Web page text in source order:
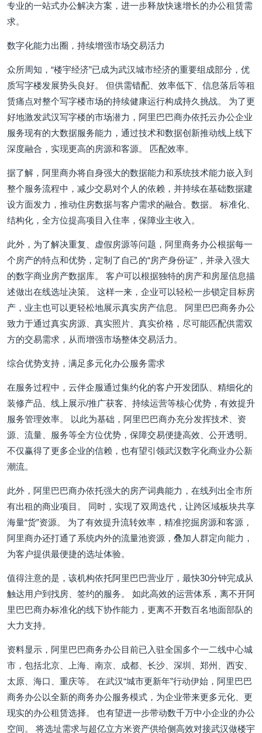
专业的一站式办公解决方案，进一步释放快速增长的办公租赁需
求。
数字化能力出圈，持续增强市场交易活力
众所周知，“楼宇经济”已成为武汉城市经济的重要组成部分，优
质写字楼发展势头良好。 但供需错配、效率低下、信息落后等租
赁痛点对整个写字楼市场的持续健康运行构成持久挑战。 为了更
好地激发武汉写字楼的市场潜力，阿里巴巴商办依托云办公企业
服务现有的大数据服务能力，通过技术和数据创新推动线上线下
深度融合，实现更高的房源和客源。 匹配效率。
据了解，阿里商办将自身强大的数据能力和系统技术能力嵌入到
整个服务流程中，减少交易对个人的依赖，并持续在基础数据建
设方面发力，推动住房数据与客户需求的融合。数据。 标准化、
结构化，全方位提高项目入住率，保障业主收入。
此外，为了解决重复、虚假房源等问题，阿里商务办公根据每一
个房产的特点和优势，定制了自己的“房产身份证”，并录入强大
的数字商业房产数据库。 客户可以根据独特的房产和房屋信息描
述做出在线选址决策。 这样一来，企业可以轻松一步锁定目标房
产，业主也可以更轻松地展示真实房产信息。 阿里巴巴商务办公
致力于通过真实房源、真实照片、真实价格，尽可能匹配供需双
方的交易需求，从而增强市场整体交易活力。
综合优势支持，满足多元化办公服务需求
在服务过程中，云伴企服通过集约化的客户开发团队、精细化的
装修产品、线上展示/推广获客、持续运营等核心优势，有效提升
服务管理效率。 以此为基础，阿里巴巴商办充分发挥技术、资
源、流量、服务等全方位优势，保障交易便捷高效、公开透明。
不仅赢得了更多企业的信赖，也有望引领武汉数字化商业办公新
潮流。
此外，阿里巴巴商办依托强大的房产词典能力，在线列出全市所
有出租的商业项目。 同时，实现了双周迭代，让跨区域板块共享
海量“货”资源。 为了有效提升流转效率，精准挖掘房源和客源，
阿里商办还打通了系统内外的流量池资源，叠加人群定向能力，
为客户提供最便捷的选址体验。
值得注意的是，该机构依托阿里巴巴营业厅，最快30分钟完成从
触达用户到找房、签约的服务。 如此高效的运营体系，离不开阿
里巴巴商办标准化的线下协作能力，更离不开数百名地面部队的
大力支持。
资料显示，阿里巴巴商务办公目前已入驻全国多个一二线中心城
市，包括北京、上海、南京、成都、长沙、深圳、郑州、西安、
太原、海口、重庆等。 在武汉“城市更新年”行动伊始，阿里巴巴
商务办公以全新的商务办公服务模式，为企业带来更多元化、更
现实的办公租赁选择。 也有望进一步带动数千万中小企业的办公
空间。 将选址需求与超亿立方米资产供给侧高效对接武汉做楼宇